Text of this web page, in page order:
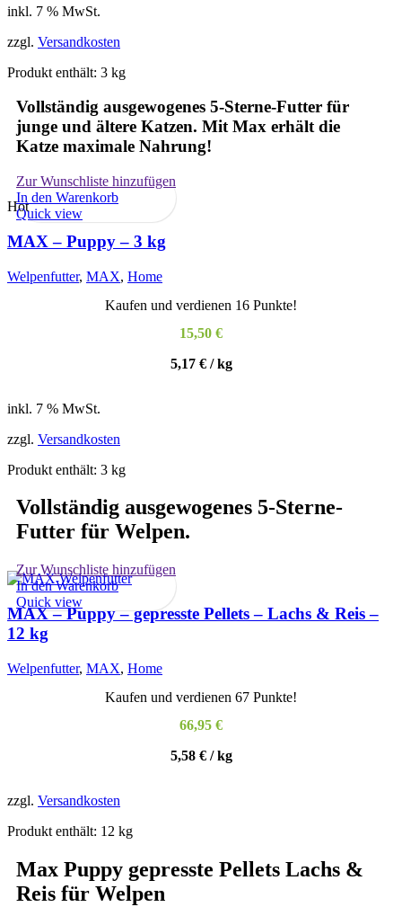
inkl. 7 % MwSt.
zzgl. Versandkosten
Produkt enthält: 3 kg
Vollständig ausgewogenes 5-Sterne-Futter für
junge und ältere Katzen. Mit Max erhält die
Katze maximale Nahrung!
Zur Wunschliste hinzufügen
In den Warenkorb
Quick view
Hot
MAX – Puppy – 3 kg
Welpenfutter, MAX, Home
Kaufen und verdienen 16 Punkte!
15,50 €
5,17 €/kg
inkl. 7 % MwSt.
zzgl. Versandkosten
Produkt enthält: 3 kg
Vollständig ausgewogenes 5-Sterne-
Futter für Welpen.
Zur Wunschliste hinzufügen
In den Warenkorb
Quick view
MAX – Puppy – gepresste Pellets – Lachs & Reis –
12 kg
Welpenfutter, MAX, Home
Kaufen und verdienen 67 Punkte!
66,95 €
5,58 €/kg
zzgl. Versandkosten
Produkt enthält: 12 kg
Max Puppy gepresste Pellets Lachs &
Reis für Welpen